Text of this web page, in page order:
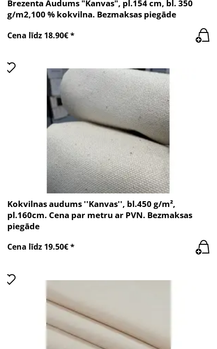
Brezenta Audums "Kanvas", pl.154 cm, bl. 350
g/m2,100 % kokvilna. Bezmaksas piegāde
Cena līdz 18.90€ *
Kokvilnas audums ''Kanvas'', bl.450 g/m²,
pl.160cm. Cena par metru ar PVN. Bezmaksas
piegāde
Cena līdz 19.50€ *